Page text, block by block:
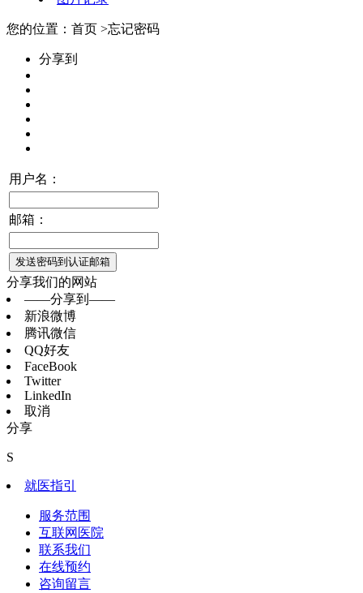
您的位置：首页 >忘记密码
分享到
用户名：
邮箱：
发送密码到认证邮箱
分享我们的网站
——分享到——
新浪微博
腾讯微信
QQ好友
FaceBook
Twitter
LinkedIn
取消
分享
S
就医指引
服务范围
互联网医院
联系我们
在线预约
咨询留言